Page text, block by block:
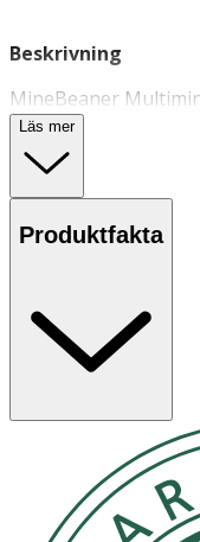
Beskrivning
MineBeaner
ett kosttillskott för
Tuggtabletter i
god smak av hallon
mineraler och
vitamin C, vitamin
- Från 3 år.
- Överskrid inte
- Kosttillskott bör
varierad kost.
Läs mer
Produktfakta